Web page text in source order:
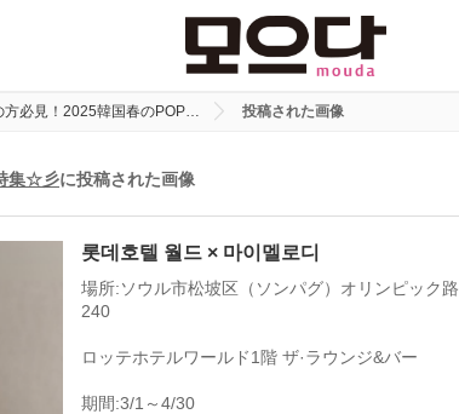
方必見！2025韓国春のPOP… 投稿された画像
集☆彡に投稿された画像
롯데호텔 월드 × 마이멜로디
場所:ソウル市松坡区（ソンパグ）オリンピック路
240
ロッテホテルワールド1階 ザ·ラウンジ&バー
期間:3/1～4/30